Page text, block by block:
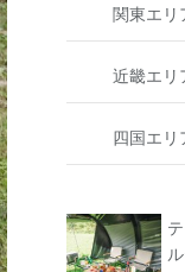
関東エリ
近畿エリ
四国エリ